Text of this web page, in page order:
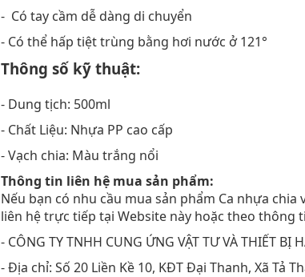
- Có tay cầm dễ dàng di chuyển
- Có thể hấp tiệt trùng bằng hơi nước ở 121°
Thông số kỹ thuật:
- Dung tịch: 500ml
- Chất Liệu: Nhựa PP cao cấp
- Vạch chia: Màu trắng nổi
Thông tin liên hệ mua sản phẩm:
Nếu bạn có nhu cầu mua sản phẩm Ca nhựa
liên hệ trực tiếp tại Website này hoặc theo thông
- CÔNG TY TNHH CUNG ỨNG VẬT TƯ VÀ THIẾT BỊ
- Địa chỉ: Số 20 Liền Kề 10, KĐT Đại Thanh, Xã Tả